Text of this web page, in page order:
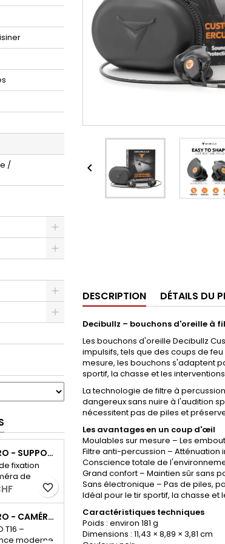
/
HIKMICRO - SUPPORT DE CAMÉRA T16
fixation
de
T16
votre caméra
flexible et
favorite_border
HIKMICRO - CAMÉRA DE SURVEILLANCE DE LA FAUNE T16
T16 –
moderne

DESCRIPTION DÉTAILS DU
Decibullz – bouchons d'oreille à
Les bouchons d'oreille Decibullz
impulsifs, tels que des coups de
mesure, les bouchons s'adaptent
sportif, la chasse et les
La technologie de filtre à
dangereux sans nuire à l'audition
nécessitent pas de piles et
Les avantages en un coup d'œil
Moulables sur mesure – Les
Filtre anti-percussion –
Conscience totale de
Grand confort – Maintien sûr sans
Sans électronique – Pas de piles,
Idéal pour le tir sportif, la chasse et
Caractéristiques techniques
Poids : environ 181 g
Dimensions : 11,43 × 8,89 × 3,81 cm